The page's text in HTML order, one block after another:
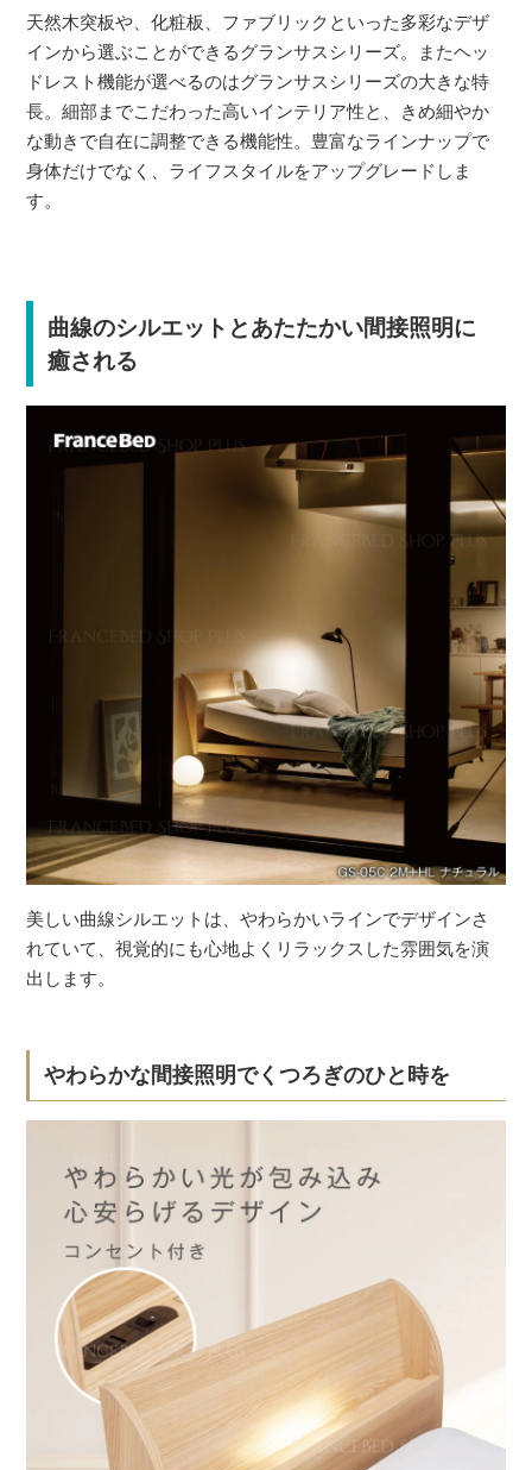
天然木突板や、化粧板、ファブリックといった多彩なデザ
インから選ぶことができるグランサスシリーズ。またヘッ
ドレスト機能が選べるのはグランサスシリーズの大きな特
長。細部までこだわった高いインテリア性と、きめ細やか
な動きで自在に調整できる機能性。豊富なラインナップで
身体だけでなく、ライフスタイルをアップグレードしま
す。
曲線のシルエットとあたたかい間接照明に
癒される
美しい曲線シルエットは、やわらかいラインでデザインさ
れていて、視覚的にも心地よくリラックスした雰囲気を演
出します。
やわらかな間接照明でくつろぎのひと時を